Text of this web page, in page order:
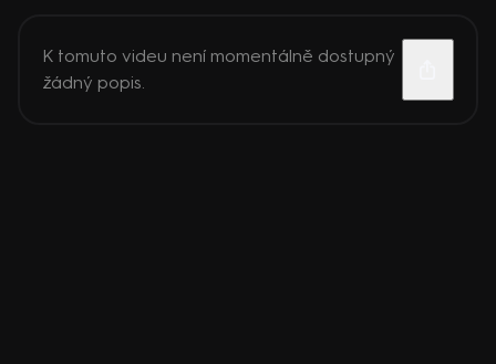
K tomuto videu není momentálně dostupný
žádný popis.